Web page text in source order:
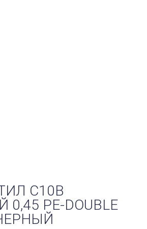
C10B
PE-DOUBLE